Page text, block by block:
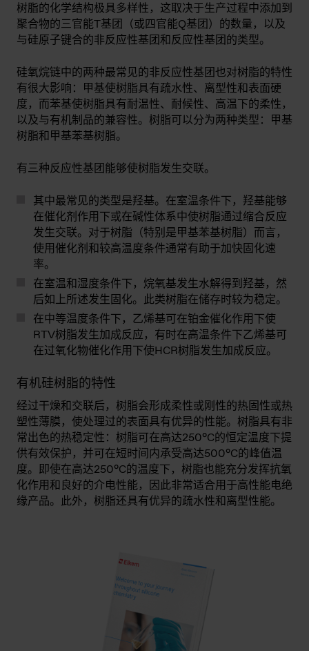
树脂的化学结构极具多样性，这取决于生产过程中添加到
聚合物的三官能T基团（或四官能Q基团）的数量，以及
与硅原子键合的非反应性基团和反应性基团的类型。
硅氧烷链中的两种最常见的非反应性基团也对树脂的特性
有很大影响：甲基使树脂具有疏水性、离型性和表面硬
度，而苯基使树脂具有耐温性、耐候性、高温下的柔性，
以及与有机制品的兼容性。树脂可以分为两种类型：甲基
树脂和甲基苯基树脂。
有三种反应性基团能够使树脂发生交联。
其中最常见的类型是羟基。在室温条件下，羟基能够
在催化剂作用下或在碱性体系中使树脂通过缩合反应
发生交联。对于树脂（特别是甲基苯基树脂）而言，
使用催化剂和较高温度条件通常有助于加快固化速
率。
在室温和湿度条件下，烷氧基发生水解得到羟基，然
后如上所述发生固化。此类树脂在储存时较为稳定。
在中等温度条件下，乙烯基可在铂金催化作用下使
RTV树脂发生加成反应，有时在高温条件下乙烯基可
在过氧化物催化作用下使HCR树脂发生加成反应。
有机硅树脂的特性
经过干燥和交联后，树脂会形成柔性或刚性的热固性或热
塑性薄膜，使处理过的表面具有优异的性能。树脂具有非
常出色的热稳定性：树脂可在高达250°C的恒定温度下提
供有效保护，并可在短时间内承受高达500°C的峰值温
度。即使在高达250°C的温度下，树脂也能充分发挥抗氧
化作用和良好的介电性能，因此非常适合用于高性能电绝
缘产品。此外，树脂还具有优异的疏水性和离型性能。